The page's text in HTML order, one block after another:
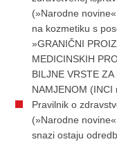
(»Narodne
na kozmetiku s
»GRANIČNI
MEDICINSKIH
BILJNE VRSTE
NAMJENOM (INCI
Pravilnik o
(»Narodne
snazi ostaju